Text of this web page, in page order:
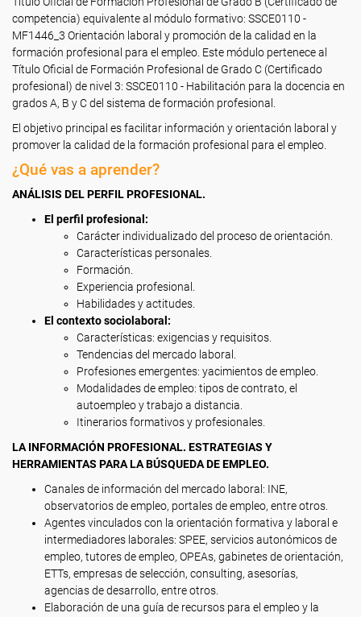
competencia) equivalente al módulo formativo: SSCE0110 -
MF1446_3 Orientación laboral y promoción de la calidad en la
formación profesional para el empleo. Este módulo pertenece al
Título Oficial de Formación Profesional de Grado C (Certificado
profesional) de nivel 3: SSCE0110 - Habilitación para la docencia en
grados A, B y C del sistema de formación profesional.
El objetivo principal es facilitar información y orientación laboral y
promover la calidad de la formación profesional para el empleo.
¿Qué vas a aprender?
ANÁLISIS DEL PERFIL PROFESIONAL.
El perfil profesional:
Carácter individualizado del proceso de orientación.
Características personales.
Formación.
Experiencia profesional.
Habilidades y actitudes.
El contexto sociolaboral:
Características: exigencias y requisitos.
Tendencias del mercado laboral.
Profesiones emergentes: yacimientos de empleo.
Modalidades de empleo: tipos de contrato, el
autoempleo y trabajo a distancia.
Itinerarios formativos y profesionales.
LA INFORMACIÓN PROFESIONAL. ESTRATEGIAS Y
HERRAMIENTAS PARA LA BÚSQUEDA DE EMPLEO.
Canales de información del mercado laboral: INE,
observatorios de empleo, portales de empleo, entre otros.
Agentes vinculados con la orientación formativa y laboral e
intermediadores laborales: SPEE, servicios autonómicos de
empleo, tutores de empleo, OPEAs, gabinetes de orientación,
ETTs, empresas de selección, consulting, asesorías,
agencias de desarrollo, entre otros.
Elaboración de una guía de recursos para el empleo y la